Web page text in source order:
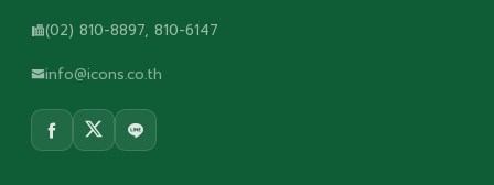
(02) 810-8897, 810-6147
info@icons.co.th